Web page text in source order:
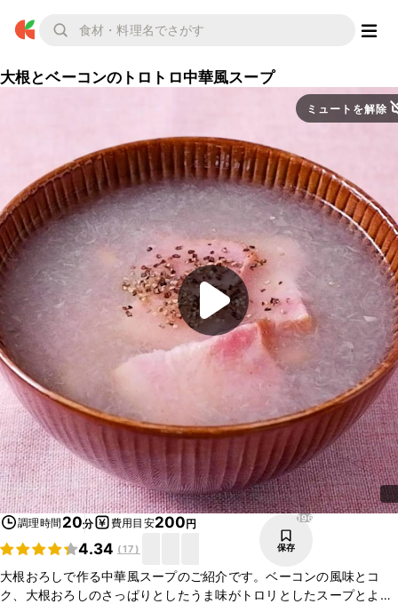
大根とベーコンのトロトロ中華風スープ
ミュートを解除
調理時間 20分 費用目安200円
4.34 (17)
196
保存
大根おろしで作る中華風スープのご紹介です。ベーコンの風味とコ
ク、大根おろしのさっぱりとしたうま味がトロリとしたスープとよく